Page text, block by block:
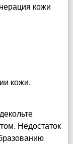
кожи
кожи.
Недостаток